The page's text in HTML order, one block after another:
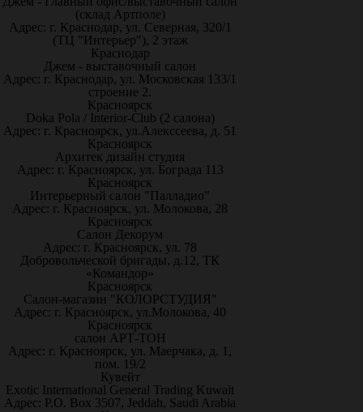
(склад Артполе)
Адрес: г. Краснодар, ул. Северная, 320/1
(ТЦ "Интерьер"), 2 этаж
Краснодар
Джем - выставочный салон
Адрес: г. Краснодар, ул. Московская 133/1
строение 2.
Красноярск
Doka Pola / Interior-Club (2 салона)
Адрес: г. Красноярск, ул.Алекссеева, д. 51
Красноярск
Архитек дизайн студия
Адрес: г. Красноярск, ул. Бограда 113
Красноярск
Интерьерный салон "Палладио"
Адрес: г. Красноярск, ул. Молокова, 28
Красноярск
Салон Декорум
Адрес: г. Красноярск, ул. 78
Добровольческой бригады, д.12, ТК
«Командор»
Красноярск
Салон-магазин "КОЛОРСТУДИЯ"
Адрес: г. Красноярск, ул.Молокова, 40
Красноярск
салон АРТ-ТОН
Адрес: г. Красноярск, ул. Маерчака, д. 1,
пом. 19/2
Кувейт
Exotic International General Trading Kuwait
Адрес: P.O. Box 3507, Jeddah, Saudi Arabia